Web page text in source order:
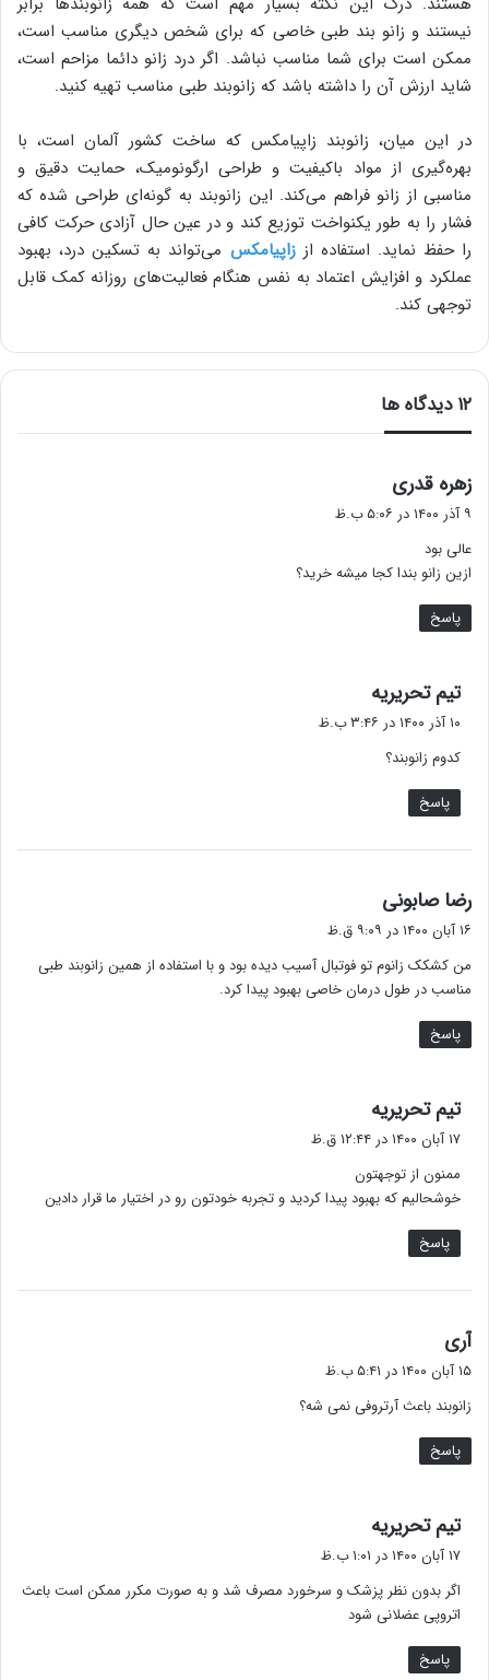
نیستند و زانو بند طبی خاصی که برای شخص دیگری مناسب است،
ممکن است برای شما مناسب نباشد. اگر درد زانو دائما مزاحم است،
شاید ارزش آن را داشته باشد که زانوبند طبی مناسب تهیه کنید.
در این میان، زانوبند زاپیامکس که ساخت کشور آلمان است، با
بهره‌گیری از مواد باکیفیت و طراحی ارگونومیک، حمایت دقیق و
مناسبی از زانو فراهم می‌کند. این زانوبند به گونه‌ای طراحی شده که
فشار را به طور یکنواخت توزیع کند و در عین حال آزادی حرکت کافی
را حفظ نماید. استفاده اززاپیامکس می‌تواند به تسکین درد، بهبود
عملکرد و افزایش اعتماد به نفس هنگام فعالیت‌های روزانه کمک قابل
توجهی کند.
‫۱۲ دیدگاه ها
زهره قدری
ف
۹ آذر ۱۴۰۰ در ۵:۰۶ ب.ظ
عالی بود
ازین زانو بندا کجا میشه خرید؟
پاسخ
تیم تحریریه
ف
۱۰ آذر ۱۴۰۰ در ۳:۴۶ ب.ظ
کدوم زانوبند؟
پاسخ
رضا صابونی
ف
:
۱۶ آبان ۱۴۰۰ در ۹:۰۹ ق.ظ
من کشکک زانوم تو فوتبال آسیب دیده بود و با استفاده از همین زانوبند طبی
مناسب در طول درمان خاصی بهبود پیدا کرد.
پاسخ
تیم تحریریه
ف
:
۱۷ آبان ۱۴۰۰ در ۱۲:۴۴ ق.ظ
ممنون از توجهتون
خوشحالیم که بهبود پیدا کردید و تجربه خودتون رو در اختیار ما قرار دادین
پاسخ
آری
ف
ت
:
۱۵ آبان ۱۴۰۰ در ۵:۴۱ ب.ظ
زانوبند باعث آرتروفی نمی شه؟
پاسخ
تیم تحریریه
ف
:
۱۷ آبان ۱۴۰۰ در ۱:۰۱ ب.ظ
اگر بدون نظر پزشک و سرخورد مصرف شد و به صورت مکرر ممکن است باعث
اتروپی عضلانی شود
پاسخ